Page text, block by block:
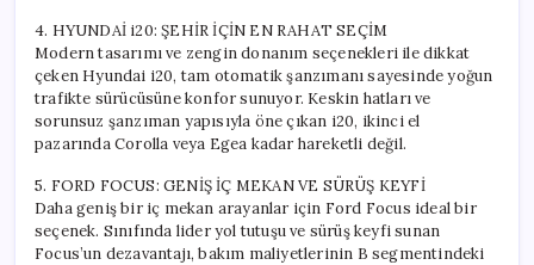
4. HYUNDAİ i20: ŞEHİR İÇİN EN RAHAT SEÇİM
Modern tasarımı ve zengin donanım seçenekleri ile dikkat
çeken Hyundai i20, tam otomatik şanzımanı sayesinde yoğun
trafikte sürücüsüne konfor sunuyor. Keskin hatları ve
sorunsuz şanzıman yapısıyla öne çıkan i20, ikinci el
pazarında Corolla veya Egea kadar hareketli değil.
5. FORD FOCUS: GENİŞ İÇ MEKAN VE SÜRÜŞ KEYFİ
Daha geniş bir iç mekan arayanlar için Ford Focus ideal bir
seçenek. Sınıfında lider yol tutuşu ve sürüş keyfi sunan
Focus’un dezavantajı, bakım maliyetlerinin B segmentindeki